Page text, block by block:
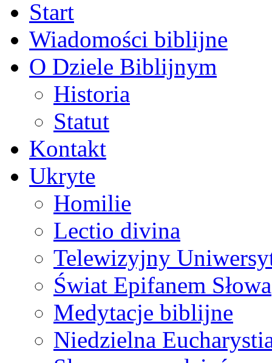
Start
Wiadomości biblijne
O Dziele Biblijnym
Historia
Statut
Kontakt
Ukryte
Homilie
Lectio divina
Telewizyjny
Świat Epifanem Słowa
Medytacje biblijne
Niedzielna